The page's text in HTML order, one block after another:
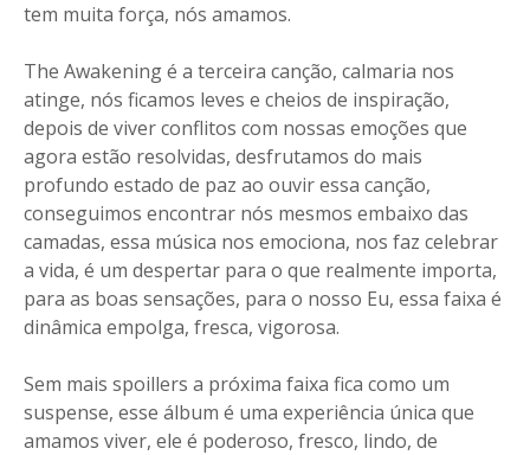
tem muita força, nós amamos.
The Awakening é a terceira canção, calmaria nos
atinge, nós ficamos leves e cheios de inspiração,
depois de viver conflitos com nossas emoções que
agora estão resolvidas, desfrutamos do mais
profundo estado de paz ao ouvir essa canção,
conseguimos encontrar nós mesmos embaixo das
camadas, essa música nos emociona, nos faz celebrar
a vida, é um despertar para o que realmente importa,
para as boas sensações, para o nosso Eu, essa faixa é
dinâmica empolga, fresca, vigorosa.
Sem mais spoillers a próxima faixa fica como um
suspense, esse álbum é uma experiência única que
amamos viver, ele é poderoso, fresco, lindo, de